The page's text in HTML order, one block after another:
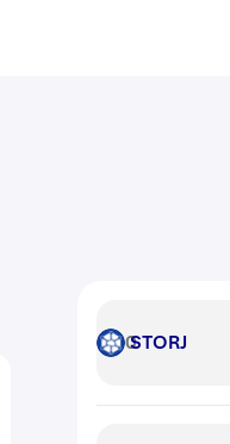
STORJ STORJ